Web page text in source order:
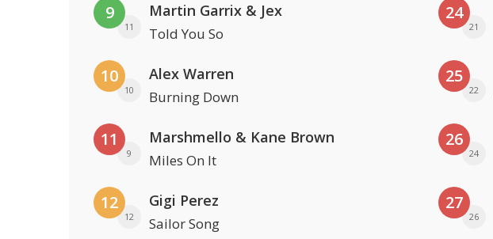
9
11
Martin Garrix & Jex
Told You So
10
10
Alex Warren
Burning Down
11
9
Marshmello & Kane Brown
Miles On It
12
12
Gigi Perez
Sailor Song
24
21
25
22
26
24
27
26